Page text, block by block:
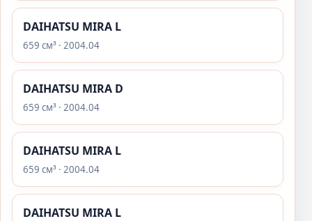
DAIHATSU MIRA L
659 см³ · 2004.04
DAIHATSU MIRA D
659 см³ · 2004.04
DAIHATSU MIRA L
659 см³ · 2004.04
DAIHATSU MIRA L